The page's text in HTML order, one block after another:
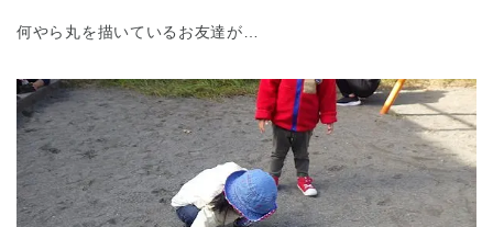
何やら丸を描いているお友達が…